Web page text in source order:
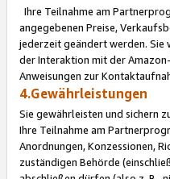
Ihre Teilnahme am
angegebenen Preise,
jederzeit geändert werden. Sie
der Interaktion mit der
Anweisungen zur
4.Gewährleistungen
Sie gewährleisten und sichern
Ihre Teilnahme am
Anordnungen, Konzessionen,
zuständigen Behörde